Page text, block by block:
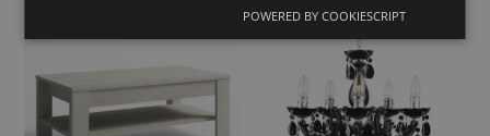
POWERED BY COOKIESCRIPT